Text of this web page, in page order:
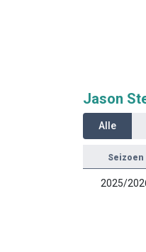
Jason
Alle
Seizoen
2025/